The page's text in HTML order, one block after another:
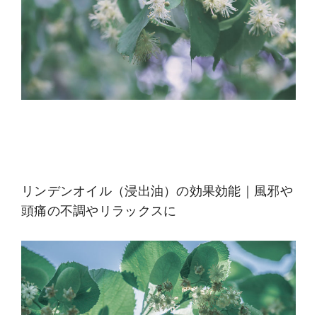
リンデンオイル（浸出油）の効果効能｜風邪や
頭痛の不調やリラックスに